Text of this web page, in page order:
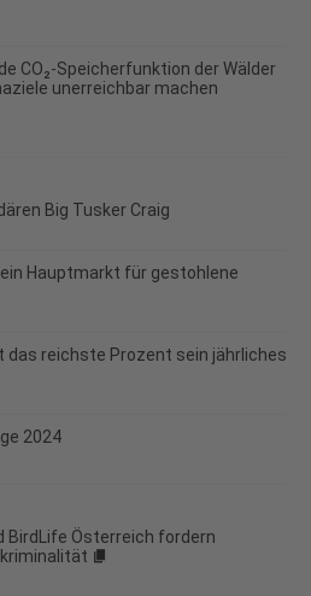
CO₂-Speicherfunktion der Wälder
unerreichbar machen
Big Tusker Craig
Hauptmarkt für gestohlene
das reichste Prozent sein jährliches
2024
BirdLife Österreich fordern